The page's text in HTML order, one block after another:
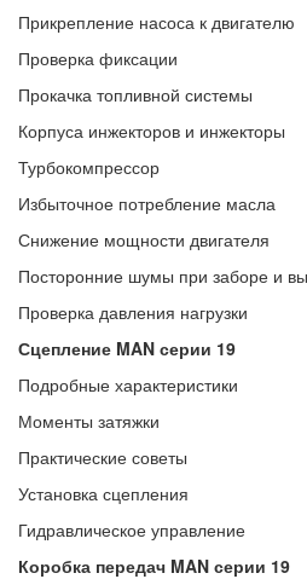
Прикрепление насоса к двигателю
Проверка фиксации
Прокачка топливной системы
Корпуса инжекторов и инжекторы
Турбокомпрессор
Избыточное потребление масла
Снижение мощности двигателя
Посторонние шумы при заборе и
Проверка давления нагрузки
Сцепление MAN серии 19
Подробные характеристики
Моменты затяжки
Практические советы
Установка сцепления
Гидравлическое управление
Коробка передач MAN серии 19